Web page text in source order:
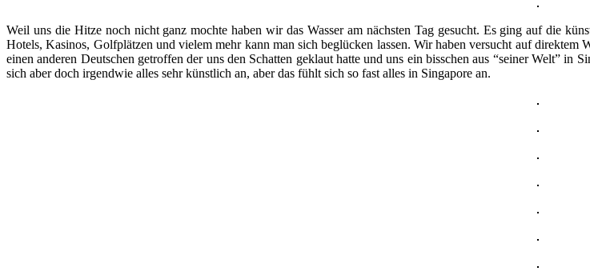
Weil uns die Hitze noch nicht ganz mochte haben wir das Wasser am nächsten Tag gesucht. Es ging auf die
Hotels, Kasinos, Golfplätzen und vielem mehr kann man sich beglücken lassen. Wir haben versucht auf
einen anderen Deutschen getroffen der uns den Schatten geklaut hatte und uns ein bisschen aus “seiner Welt” in
sich aber doch irgendwie alles sehr künstlich an, aber das fühlt sich so fast alles in Singapore an.